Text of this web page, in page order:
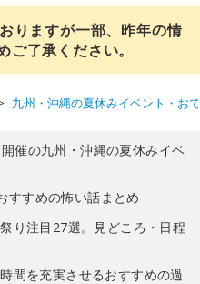
りますが一部、昨年の情
ご了承ください。
九州・沖縄の夏休みイベント・お
催の九州・沖縄の夏休みイベ
すすめの怖い話まとめ
り注目27選。見どころ・日程
間を充実させるおすすめの過